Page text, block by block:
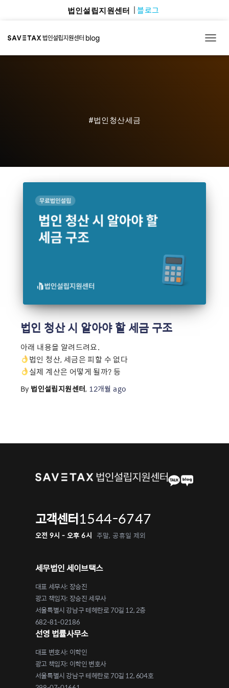
법인설립지원센터 블로그
#법인청산세금
법인 청산 시 알아야 할 세금 구조
아래 내용을 알려드려요.
법인 청산, 세금은 피할 수 없다
실제 계산은 어떻게 될까? 등
By 법인설립지원센터, 12개월 ago
고객센터1544-6747
오전 9시 - 오후 6시 주말, 공휴일 제외
세무법인 세이브택스
대표 세무사: 장승진
광고 책임자: 장승진 세무사
서울특별시 강남구 테헤란로 70길 12, 2층
682-81-02186
선영 법률사무소
대표 변호사: 이학인
광고 책임자: 이학인 변호사
서울특별시 강남구 테헤란로 70길 12, 604호